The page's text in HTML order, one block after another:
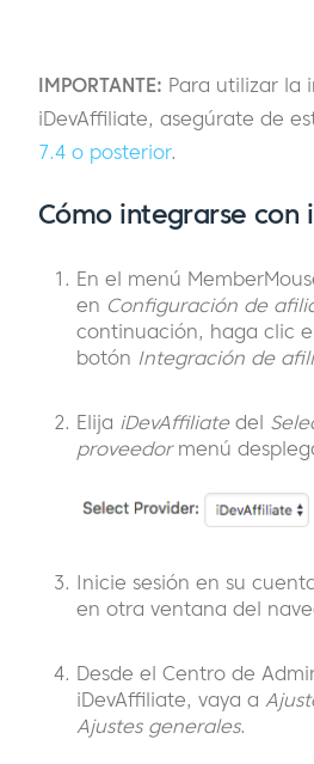
IMPORTANTE: Para utilizar la
iDevAffiliate, asegúrate de
7.4 o posterior.
Cómo integrarse con
En el menú
en Configuración de
continuación, haga clic
botón Integración de
Elija iDevAffiliatedel
proveedormenú
Inicie sesión en su
en otra ventana del
Desde el Centro de
iDevAffiliate, vaya a
Ajustes generales.